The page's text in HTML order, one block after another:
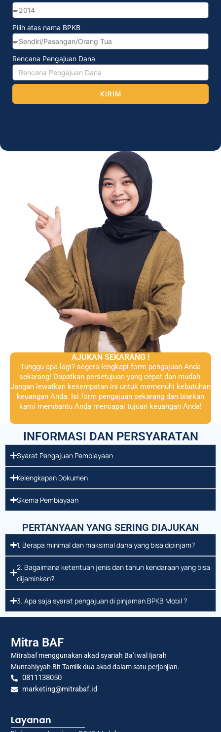
Pilih atas nama BPKB
Rencana Pengajuan Dana
KIRIM
AJUKAN SEKARANG !
Tunggu apa lagi? segera lengkapi form pengajuan Anda
sekarang! Dapatkan persetujuan yang cepat dan mudah.
Jangan lewatkan kesempatan ini untuk memenuhi kebutuhan
keuangan Anda. Isi form pengajuan sekarang dan biarkan
kami membantu Anda mencapai tujuan keuangan Anda!
INFORMASI DAN PERSYARATAN
Syarat Pengajuan Pembiayaan
Kelengkapan Dokumen
Skema Pembiayaan
PERTANYAAN YANG SERING DIAJUKAN
1. Berapa minimal dan maksimal dana yang bisa dipinjam?
2. Bagaimana ketentuan jenis dan tahun kendaraan yang bisa
dijaminkan?
3. Apa saja syarat pengajuan di pinjaman BPKB Mobil ?
Mitra BAF
Mitrabaf menggunakan akad syariah Ba’i wal Ijarah
Muntahiyyah Bit Tamlik dua akad dalam satu perjanjian.
0811138050
marketing@mitrabaf.id
Layanan